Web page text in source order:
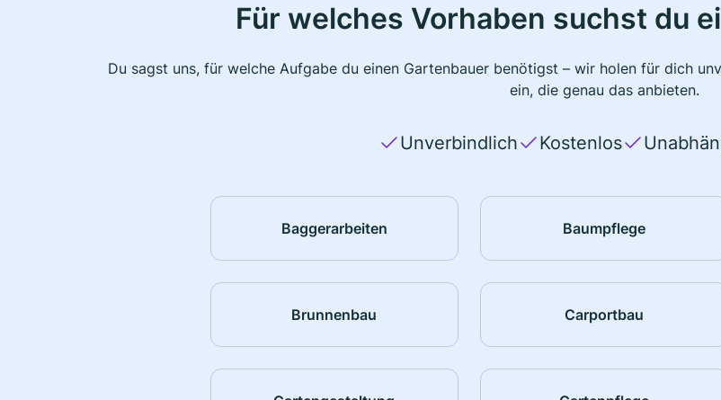
Für welches Vorhaben suchst du
Du sagst uns, für welche Aufgabe du einen Gartenbauer benötigst – wir holen für dich
ein, die genau das anbieten.
Unverbindlich Kostenlos
Baggerarbeiten Baumpflege
Brunnenbau Carportbau